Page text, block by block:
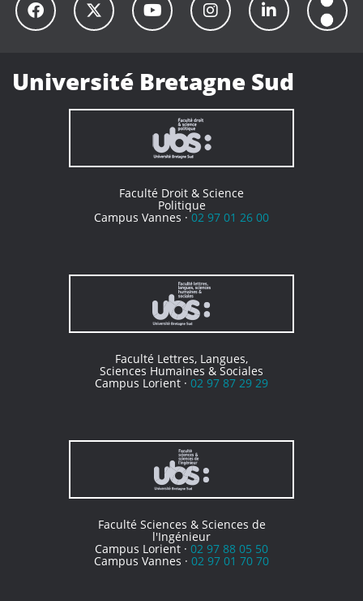
Université Bretagne Sud
Faculté Droit & Science
Politique
Campus Vannes ·02 97 01 26 00
Faculté Lettres, Langues,
Sciences Humaines & Sociales
Campus Lorient · 02 97 87 29 29
Faculté Sciences & Sciences de
l'Ingénieur
Campus Lorient · 02 97 88 05 50
Campus Vannes · 02 97 01 70 70